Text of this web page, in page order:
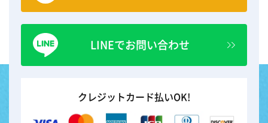
LINEでお問い合わせ
クレジットカード払いOK!